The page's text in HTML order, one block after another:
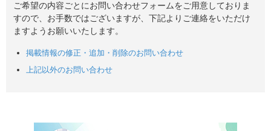
ご希望の内容ごとにお問い合わせフォームをご用意しておりま
すので、お手数ではございますが、下記よりご連絡をいただけ
ますようお願いいたします。
掲載情報の修正・追加・削除のお問い合わせ
上記以外のお問い合わせ